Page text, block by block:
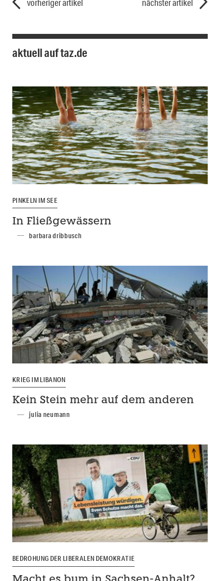
vorheriger artikel nächster artikel
aktuell auf taz.de
PINKELN IM SEE
In Fließgewässern
barbara dribbusch
KRIEG IM LIBANON
Kein Stein mehr auf dem anderen
julia neumann
BEDROHUNG DER LIBERALEN DEMOKRATIE